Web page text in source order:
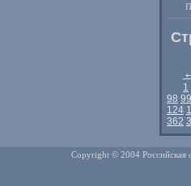
1
98 99
124
362
Copyright © 2004 Российская